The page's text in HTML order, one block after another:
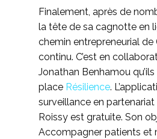
Finalement, après de
la tête de sa cagnotte en
chemin entrepreneurial de
continu. C’est en
Jonathan Benhamou
place Résilience.
surveillance en
Roissy est gratuite. Son
Accompagner patients et